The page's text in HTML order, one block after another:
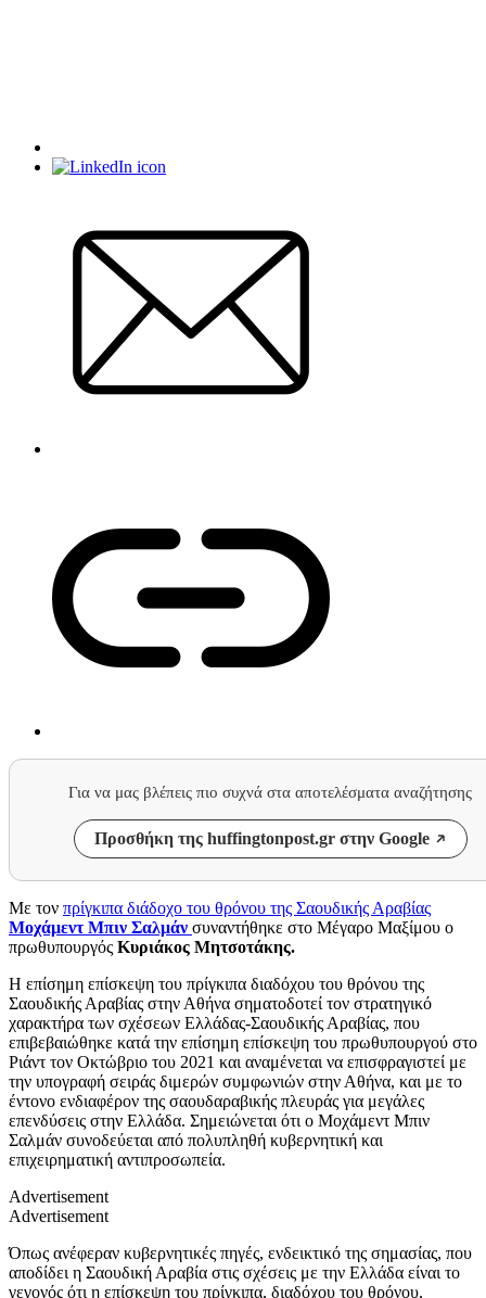
Για να μας βλέπεις πιο συχνά στα αποτελέσματα αναζήτησης
Προσθήκη της huffingtonpost.gr στην Google
Με τον πρίγκιπα διάδοχο του θρόνου της Σαουδικής Αραβίας
Μοχάμεντ Μπιν Σαλμάν συναντήθηκε στο Μέγαρο Μαξίμου ο
πρωθυπουργός Κυριάκος Μητσοτάκης.
Η επίσημη επίσκεψη του πρίγκιπα διαδόχου του θρόνου της
Σαουδικής Αραβίας στην Αθήνα σηματοδοτεί τον στρατηγικό
χαρακτήρα των σχέσεων Ελλάδας-Σαουδικής Αραβίας, που
επιβεβαιώθηκε κατά την επίσημη επίσκεψη του πρωθυπουργού στο
Ριάντ τον Οκτώβριο του 2021 και αναμένεται να επισφραγιστεί με
την υπογραφή σειράς διμερών συμφωνιών στην Αθήνα, και με το
έντονο ενδιαφέρον της σαουδαραβικής πλευράς για μεγάλες
επενδύσεις στην Ελλάδα. Σημειώνεται ότι ο Μοχάμεντ Μπιν
Σαλμάν συνοδεύεται από πολυπληθή κυβερνητική και
επιχειρηματική αντιπροσωπεία.
Advertisement
Advertisement
Όπως ανέφεραν κυβερνητικές πηγές, ενδεικτικό της σημασίας, που
αποδίδει η Σαουδική Αραβία στις σχέσεις με την Ελλάδα είναι το
γεγονός ότι η επίσκεψη του πρίγκιπα, διαδόχου του θρόνου,